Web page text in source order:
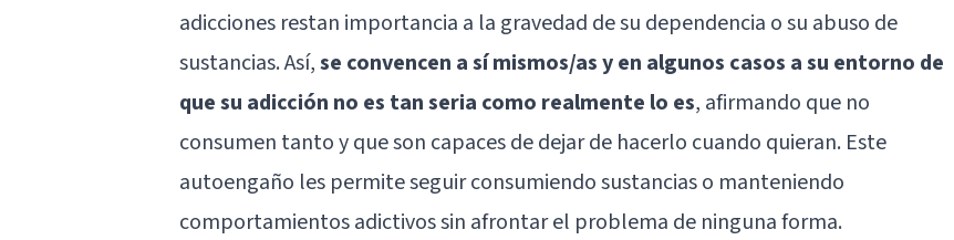
adicciones restan importancia a la gravedad de su dependencia o su abuso de
sustancias. Así,se convencen a sí mismos/as y en algunos casos a su entorno de
que su adicción no es tan seria como realmente lo es, afirmando que no
consumen tanto y que son capaces de dejar de hacerlo cuando quieran. Este
autoengaño les permite seguir consumiendo sustancias o manteniendo
comportamientos adictivos sin afrontar el problema de ninguna forma.